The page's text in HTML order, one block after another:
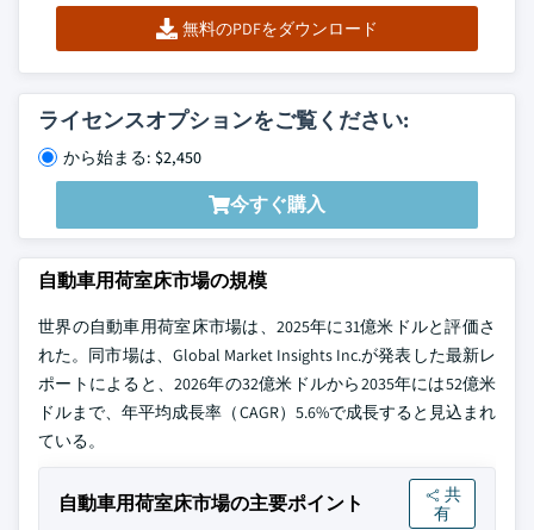
無料のPDFをダウンロード
ライセンスオプションをご覧ください:
から始まる: $2,450
今すぐ購入
自動車用荷室床市場の規模
世界の自動車用荷室床市場は、2025年に31億米ドルと評価さ
れた。同市場は、Global Market Insights Inc.が発表した最新レ
ポートによると、2026年の32億米ドルから2035年には52億米
ドルまで、年平均成長率（CAGR）5.6%で成長すると見込まれ
ている。
自動車用荷室床市場の主要ポイント
共
有